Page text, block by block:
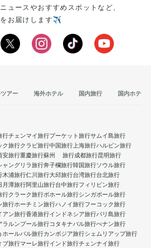
ュースやおすすめスポットなど、
お届けします✈️
アー 海外ホテル 国内旅行 国内ホテル
行チェンマイ旅行プーケット旅行サムイ島旅行
ク旅行クラビ旅行中国旅行上海旅行ハルビン旅行
安旅行重慶旅行蘇州 旅行成都旅行昆明旅行
ャングリラ旅行奔子欄旅行韓国旅行ソウル旅行
木浦旅行仁川旅行大邱旅行台湾旅行台北旅行
月潭旅行阿里山旅行台中旅行フィリピン旅行
行クラーク旅行ボホール旅行シンガポール旅行
旅行ホーチミン旅行ハノイ旅行フーコック旅行
アン旅行香港旅行インドネシア旅行バリ島旅行
ラルンプール旅行コタキナバル旅行ぺナン旅行
ホールバル旅行カンボジア旅行シェムリアップ旅行
ブ旅行マーレ旅行インド旅行チェンナイ旅行